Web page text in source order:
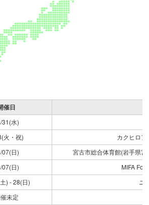
催日
31(水)
火・祝)
カクヒロ
07(日)
宮古市総合体育館(岩手県
07(日)
MIFA
) - 28(日)
ニ
未定